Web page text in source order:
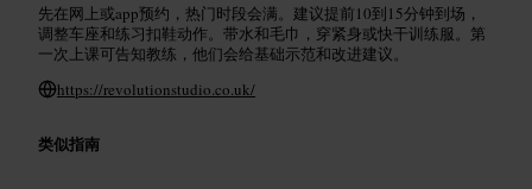
先在网上或app预约，热门时段会满。建议提前10到15分钟到场，
调整车座和练习扣鞋动作。带水和毛巾，穿紧身或快干训练服。第
一次上课可告知教练，他们会给基础示范和改进建议。
https://revolutionstudio.co.uk/
类似指南